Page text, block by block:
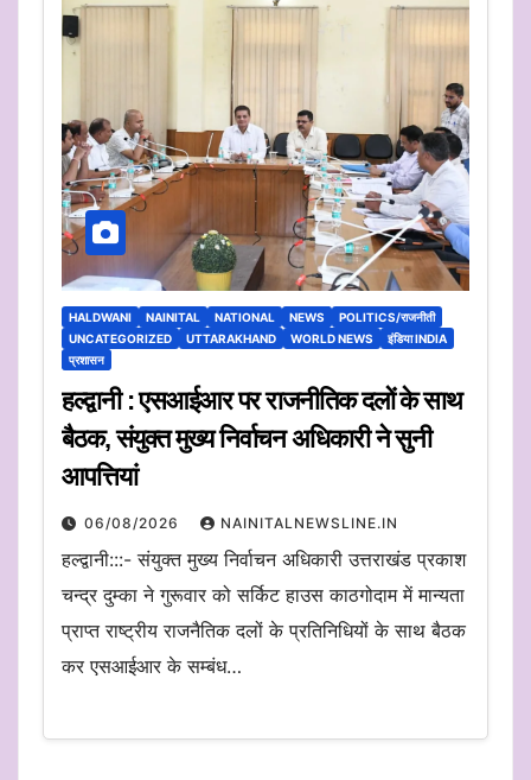
HALDWANI NAINITAL NATIONAL NEWS
POLITICS/राजनीती
UNCATEGORIZED
UTTARAKHAND WORLD NEWS
इंडिया INDIA
प्रशासन
हल्द्वानी : एसआईआर पर राजनीतिक दलों के साथ
बैठक, संयुक्त मुख्य निर्वाचन अधिकारी ने सुनी
आपत्तियां
06/08/2026 NAINITALNEWSLINE.IN
हल्द्वानी:::- संयुक्त मुख्य निर्वाचन अधिकारी उत्तराखंड प्रकाश
चन्द्र दुम्का ने गुरूवार को सर्किट हाउस काठगोदाम में मान्यता
प्राप्त राष्ट्रीय राजनैतिक दलों के प्रतिनिधियों के साथ बैठक
कर एसआईआर के सम्बंध…